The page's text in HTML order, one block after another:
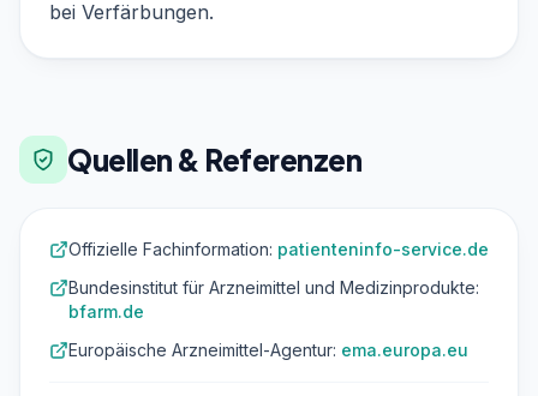
bei Verfärbungen.
Quellen & Referenzen
Offizielle Fachinformation: patienteninfo-service.de
Bundesinstitut für Arzneimittel und Medizinprodukte:
bfarm.de
Europäische Arzneimittel-Agentur: ema.europa.eu